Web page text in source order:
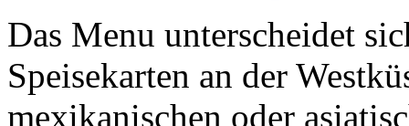
Das Menu unterscheidet
Speisekarten an der
mexikanischen oder